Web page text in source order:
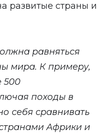
развитые страны и
равняться
мира. К примеру,
500
походы в
себя сравнивать
Африки и